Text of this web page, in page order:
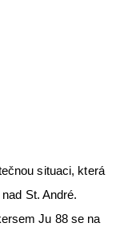
situaci, která
St. André.
Ju 88 se na